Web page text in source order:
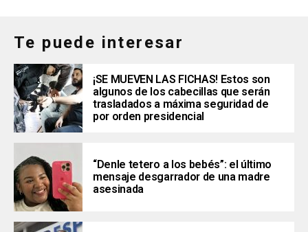
Te puede interesar
¡SE MUEVEN LAS FICHAS! Estos son
algunos de los cabecillas que serán
trasladados a máxima seguridad de
por orden presidencial
“Denle tetero a los bebés”: el último
mensaje desgarrador de una madre
asesinada